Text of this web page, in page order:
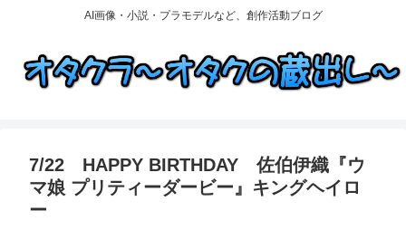
AI画像・小説・プラモデルなど、創作活動ブログ
7/22 HAPPY BIRTHDAY 佐伯伊織『ウ
マ娘 プリティーダービー』キングヘイロ
ー